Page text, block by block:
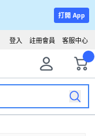
打開 App
客服中心
註冊會員
登入